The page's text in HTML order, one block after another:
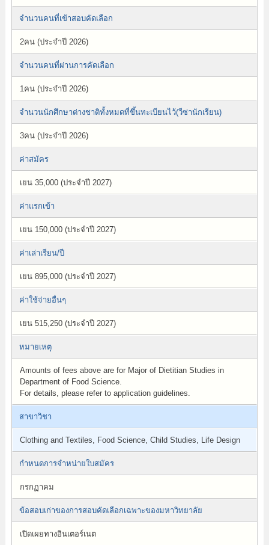
จำนวนคนที่เข้าสอบคัดเลือก
2คน (ประจำปี 2026)
จำนวนคนที่ผ่านการคัดเลือก
1คน (ประจำปี 2026)
จำนวนนักศึกษาต่างชาติทั้งหมดที่ขึ้นทะเบียนไว้(วีซ่านักเรียน)
3คน (ประจำปี 2026)
ค่าสมัคร
เยน 35,000 (ประจำปี 2027)
ค่าแรกเข้า
เยน 150,000 (ประจำปี 2027)
ค่าเล่าเรียน/ปี
เยน 895,000 (ประจำปี 2027)
ค่าใช้จ่ายอื่นๆ
เยน 515,250 (ประจำปี 2027)
หมายเหตุ
Amounts of fees above are for Major of Dietitian Studies in
Department of Food Science.
For details, please refer to application guidelines.
สาขาวิชา
Clothing and Textiles, Food Science, Child Studies, Life Design
กำหนดการจำหน่ายใบสมัคร
กรกฏาคม
ข้อสอบเก่าของการสอบคัดเลือกเฉพาะของมหาวิทยาลัย
เปิดเผยทางอินเตอร์เนต